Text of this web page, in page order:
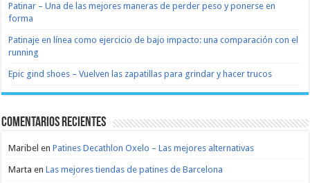
Patinar – Una de las mejores maneras de perder peso y ponerse en
forma
Patinaje en línea como ejercicio de bajo impacto: una comparación con el
running
Epic gind shoes – Vuelven las zapatillas para grindar y hacer trucos
Comentarios recientes
Maribel enPatines Decathlon Oxelo – Las mejores alternativas
Marta enLas mejores tiendas de patines de Barcelona